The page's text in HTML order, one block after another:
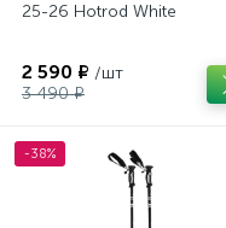
25-26 Hotrod White
2 590 ₽ /шт
3 490 ₽
-38%